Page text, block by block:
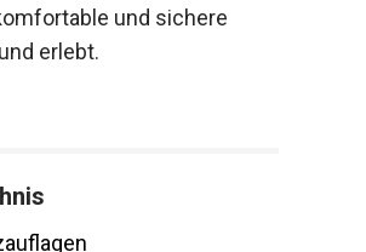
und sichere
erlebt.